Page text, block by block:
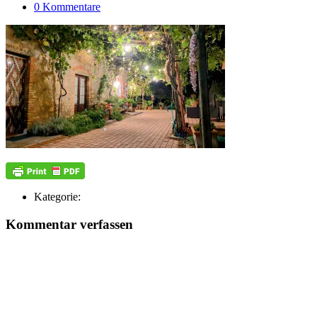
0 Kommentare
Kategorie:
Kommentar verfassen